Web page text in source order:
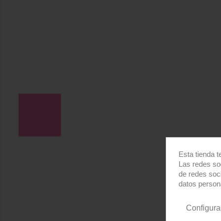
Esta tienda
Las redes
de redes
datos